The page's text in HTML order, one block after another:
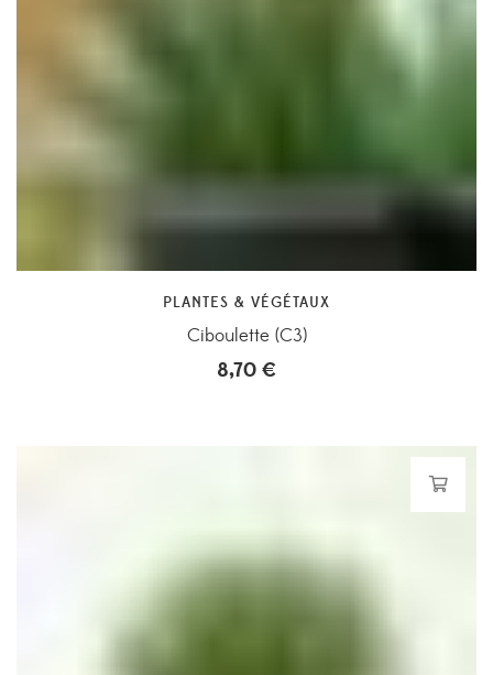
PLANTES & VÉGÉTAUX
Ciboulette (C3)
8,70 €